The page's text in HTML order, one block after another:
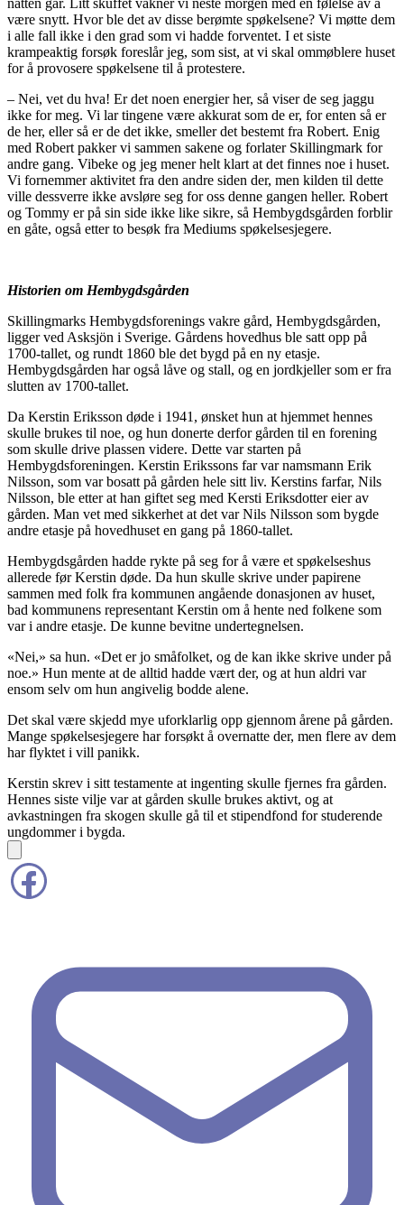
være snytt. Hvor ble det av disse berømte spøkelsene? Vi møtte dem
i alle fall ikke i den grad som vi hadde forventet. I et siste
krampeaktig forsøk foreslår jeg, som sist, at vi skal ommøblere huset
for å provosere spøkelsene til å protestere.
– Nei, vet du hva! Er det noen energier her, så viser de seg jaggu
ikke for meg. Vi lar tingene være akkurat som de er, for enten så er
de her, eller så er de det ikke, smeller det bestemt fra Robert. Enig
med Robert pakker vi sammen sakene og forlater Skillingmark for
andre gang. Vibeke og jeg mener helt klart at det finnes noe i huset.
Vi fornemmer aktivitet fra den andre siden der, men kilden til dette
ville dessverre ikke avsløre seg for oss denne gangen heller. Robert
og Tommy er på sin side ikke like sikre, så Hembygdsgården forblir
en gåte, også etter to besøk fra Mediums spøkelsesjegere.
Historien om Hembygdsgården
Skillingmarks Hembygdsforenings vakre gård, Hembygdsgården,
ligger ved Asksjön i Sverige. Gårdens hovedhus ble satt opp på
1700-tallet, og rundt 1860 ble det bygd på en ny etasje.
Hembygdsgården har også låve og stall, og en jordkjeller som er fra
slutten av 1700-tallet.
Da Kerstin Eriksson døde i 1941, ønsket hun at hjemmet hennes
skulle brukes til noe, og hun donerte derfor gården til en forening
som skulle drive plassen videre. Dette var starten på
Hembygdsforeningen. Kerstin Erikssons far var namsmann Erik
Nilsson, som var bosatt på gården hele sitt liv. Kerstins farfar, Nils
Nilsson, ble etter at han giftet seg med Kersti Eriksdotter eier av
gården. Man vet med sikkerhet at det var Nils Nilsson som bygde
andre etasje på hovedhuset en gang på 1860-tallet.
Hembygdsgården hadde rykte på seg for å være et spøkelseshus
allerede før Kerstin døde. Da hun skulle skrive under papirene
sammen med folk fra kommunen angående donasjonen av huset,
bad kommunens representant Kerstin om å hente ned folkene som
var i andre etasje. De kunne bevitne undertegnelsen.
«Nei,» sa hun. «Det er jo småfolket, og de kan ikke skrive under på
noe.» Hun mente at de alltid hadde vært der, og at hun aldri var
ensom selv om hun angivelig bodde alene.
Det skal være skjedd mye uforklarlig opp gjennom årene på gården.
Mange spøkelsesjegere har forsøkt å overnatte der, men flere av dem
har flyktet i vill panikk.
Kerstin skrev i sitt testamente at ingenting skulle fjernes fra gården.
Hennes siste vilje var at gården skulle brukes aktivt, og at
avkastningen fra skogen skulle gå til et stipendfond for studerende
ungdommer i bygda.